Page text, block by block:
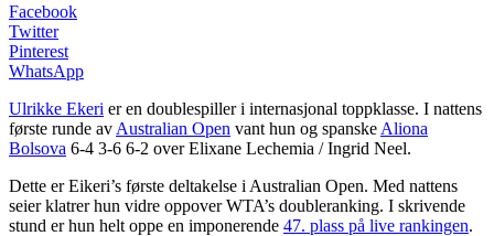
Facebook
Twitter
Pinterest
WhatsApp
Ulrikke Ekeri er en doublespiller i internasjonal toppklasse. I nattens
første runde av Australian Open vant hun og spanske Aliona
Bolsova 6-4 3-6 6-2 over Elixane Lechemia / Ingrid Neel.
Dette er Eikeri’s første deltakelse i Australian Open. Med nattens
seier klatrer hun vidre oppover WTA’s doubleranking. I skrivende
stund er hun helt oppe en imponerende 47. plass på live rankingen.